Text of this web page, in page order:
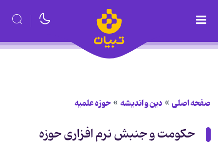
صفحه اصلی دین و اندیشه حوزه علمیه
حکومت و جنبش نرم افزاری حوزه